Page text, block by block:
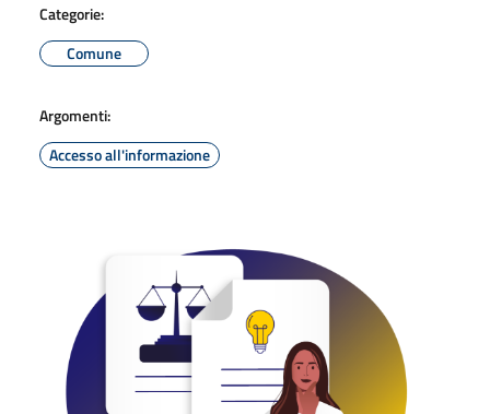
Categorie:
Comune
Argomenti:
Accesso all'informazione